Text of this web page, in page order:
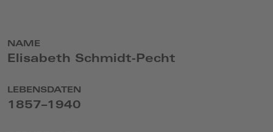
NAME
Elisabeth Schmidt-Pecht
LEBENSDATEN
1857–1940